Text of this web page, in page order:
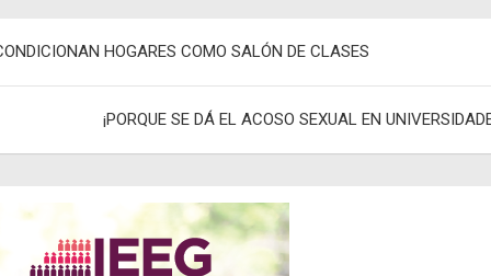
HOGARES COMO SALÓN DE CLASES
¡PORQUE SE DÁ EL ACOSO SEXUAL EN